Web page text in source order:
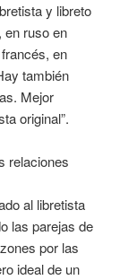
y libreto
en ruso en
en
también
Mejor
original”.
relaciones
al libretista
las parejas de
por las
ideal de un